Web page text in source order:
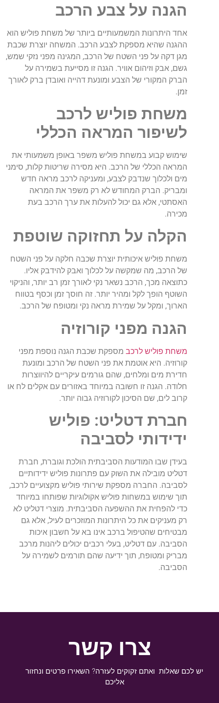
הגנה על צבע הרכב
אחד היתרונות המשמעותיים ביותר של משחת פוליש הוא
ההגנה שהיא מספקת לצבע הרכב. המשחה יוצרת שכבת
מגן דקה על פני השטח של הרכב, המגינה מפני נזקי שמש,
גשם, אבק וזיהום אוויר. הגנה זו מסייעת בשמירה על
הברק המקורי של הצבע ומונעת דהייה ואובדן ברק לאורך
זמן.
משחת פוליש לרכב
לשיפור המראה הכללי
שימוש קבוע במשחת פוליש משפר באופן משמעותי את
המראה הכללי של הרכב. היא מסירה שריטות קלות, סימני
מים ולכלוך שנדבק לצבע, ומעניקה לרכב מראה חדש
ומבריק. הברק המחודש לא רק משפר את המראה
האסתטי, אלא גם יכול להעלות את ערך הרכב בעת
מכירה.
הקלה על תחזוקה שוטפת
משחת פוליש איכותית יוצרת שכבה חלקה על פני השטח
של הרכב, מה שמקשה על לכלוך ואבק להידבק אליו.
כתוצאה מכך, הרכב נשאר נקי לאורך זמן רב יותר, והניקוי
השוטף הופך לקל ומהיר יותר. זה חוסך זמן וכסף בטווח
הארוך, ומקל על שמירת מראה נקי ומטופח של הרכב.
הגנה מפני קורוזיה
משחת פוליש לרכב מספקת שכבת הגנה נוספת מפני
קורוזיה. היא אוטמת את פני השטח של הרכב ומונעת
חדירת מים ומלחים, שהם גורמים עיקריים להיווצרות
חלודה. הגנה זו חשובה במיוחד באזורים עם אקלים לח או
קרוב לים, שם הסיכון לקורוזיה גבוה יותר.
חברת דטליט: פוליש
ידידותי לסביבה
בעידן שבו המודעות הסביבתית הולכת וגוברת, חברת
דטליט מובילה את השוק עם פתרונות פוליש ידידותיים
לסביבה. החברה מספקת שירותי פוליש מקצועיים לרכב,
תוך שימוש במשחות פוליש אקולוגיות שפותחו במיוחד
כדי להפחית את ההשפעה הסביבתית. מוצרי דטליט לא
רק מעניקים את כל היתרונות המוזכרים לעיל, אלא גם
מבטיחים שהטיפול ברכב אינו בא על חשבון איכות
הסביבה. עם דטליט, בעלי רכבים יכולים ליהנות מרכב
מבריק ומטופח, תוך ידיעה שהם תורמים לשמירה על
הסביבה.
צרו קשר
יש לכם שאלות ואתם זקוקים לעזרה? השאירו פרטים ונחזור
אליכם